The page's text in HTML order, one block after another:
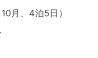
月、4泊5日）